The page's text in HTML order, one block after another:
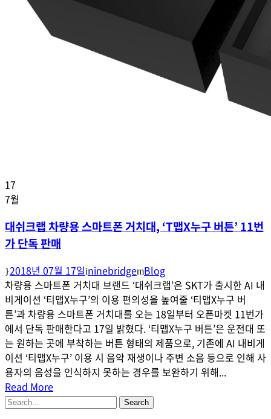
17
7월
대쉬크랩 차량용 스마트폰 거치대, ‘T맵X누구 버튼’ 11번
가 단독 판매
2018년 07월 17일 ninebridge Blog
차량용 스마트폰 거치대 브랜드 ‘대쉬크랩’은 SKT가 출시한 AI 내
비게이션 ‘티맵X누구’의 이용 편의성을 높여줄 ‘티맵X누구 버
튼’과 차량용 스마트폰 거치대를 오는 18일부터 오픈마켓 11번가
에서 단독 판매한다고 17일 밝혔다. ‘티맵X누구 버튼’은 운전대 또
는 원하는 곳에 부착하는 버튼 형태의 제품으로, 기존에 AI 내비게
이션 ‘티맵X누구’ 이용 시 음악 재생이나 주변 소음 등으로 인해 사
용자의 음성을 인식하지 못하는 경우를 보완하기 위해...
Read More